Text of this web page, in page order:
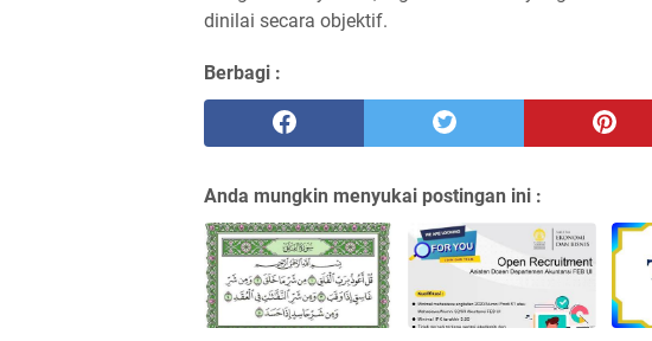
dinilai secara objektif.
Berbagi :
Anda mungkin menyukai postingan ini :